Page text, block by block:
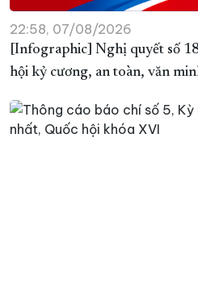
22:58, 07/08/2026
[Infographic] Nghị quyết số
hội kỷ cương, an toàn, văn